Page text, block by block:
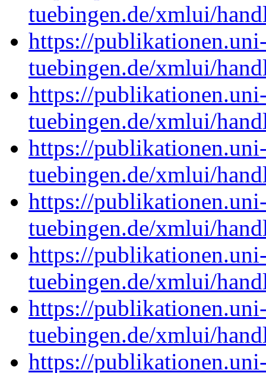
tuebingen.de/xmlui/
https://
tuebingen.de/xmlui/
https://
tuebingen.de/xmlui/
https://
tuebingen.de/xmlui/
https://
tuebingen.de/xmlui/
https://
tuebingen.de/xmlui/
https://
tuebingen.de/xmlui/
https://